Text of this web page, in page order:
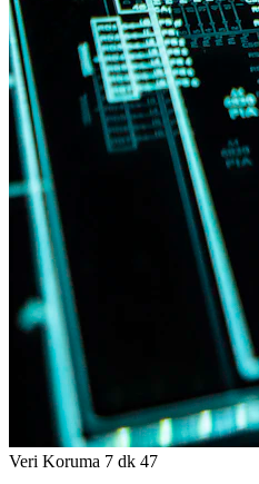
Veri Koruma 7 dk 47